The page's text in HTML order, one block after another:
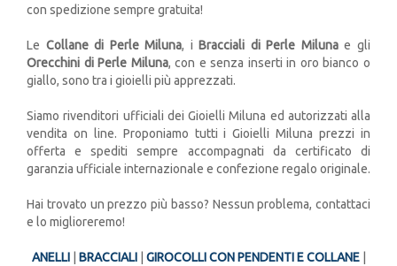
con spedizione sempre gratuita!
Le Collane di Perle Miluna, iBracciali di Perle Milunae gli
Orecchini di Perle Miluna, con e senza inserti in oro bianco o
giallo, sono tra i gioielli più apprezzati.
Siamo rivenditori ufficiali dei Gioielli Miluna ed autorizzati alla
vendita on line. Proponiamo tutti i Gioielli Miluna prezzi in
offerta e spediti sempre accompagnati da certificato di
garanzia ufficiale internazionale e confezione regalo originale.
Hai trovato un prezzo più basso? Nessun problema, contattaci
e lo miglioreremo!
ANELLI| BRACCIALI| GIROCOLLI CON PENDENTI E COLLANE|